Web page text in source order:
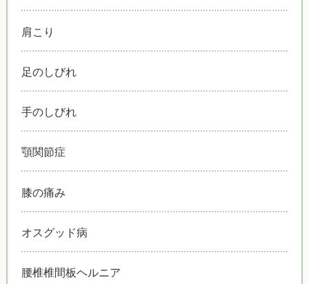
肩こり
足のしびれ
手のしびれ
顎関節症
膝の痛み
オスグッド病
腰椎椎間板ヘルニア